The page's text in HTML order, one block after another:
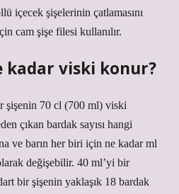
içecek şişelerinin çatlamasını
cam şişe filesi kullanılır.
kadar viski konur?
şişenin 70 cl (700 ml) viski
çıkan bardak sayısı hangi
ve barın her biri için ne kadar ml
değişebilir. 40 ml’yi bir
bir şişenin yaklaşık 18 bardak